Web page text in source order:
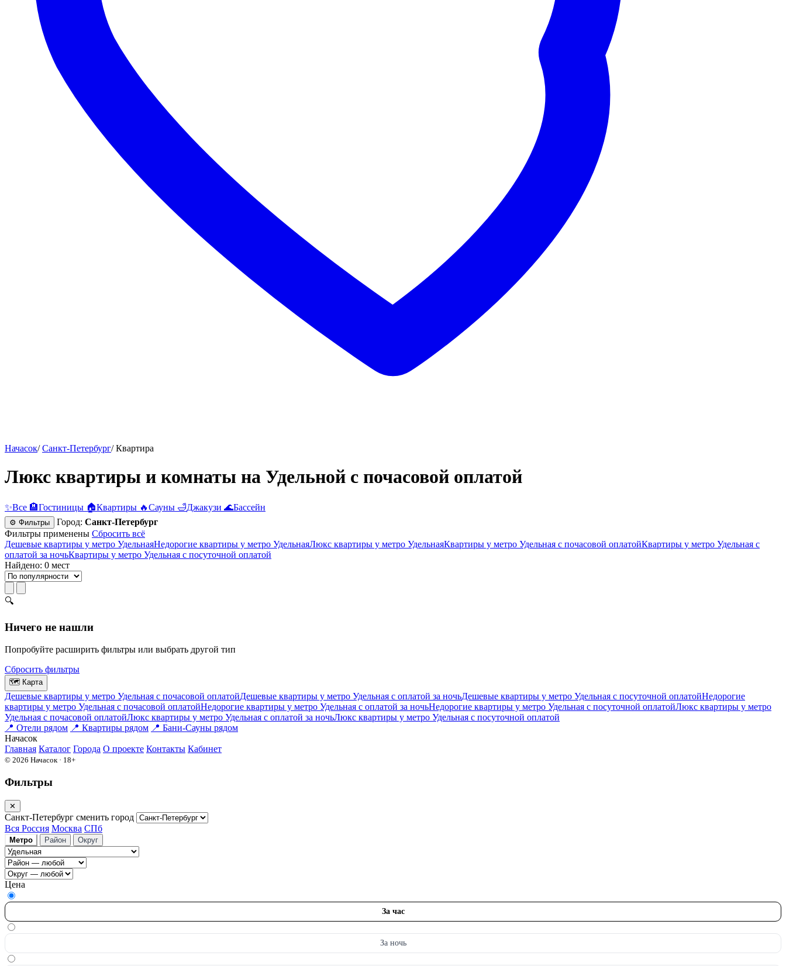
Начасок/ Санкт-Петербург/ Квартира
Люкс квартиры и комнаты на Удельной c почасовой оплатой
✨Все 🏨Гостиницы 🏠Квартиры 🔥Сауны 🛁Джакузи 🌊Бассейн
⚙ Фильтры Город: Санкт-Петербург
Фильтры применены Сбросить всё
Дешевые квартиры у метро УдельнаяНедорогие квартиры у метро УдельнаяЛюкс квартиры у метро УдельнаяКвартиры у метро Удельная c почасовой оплатойКвартиры у метро Удельная с
оплатой за ночьКвартиры у метро Удельная c посуточной оплатой
Найдено: 0 мест
🔍
Ничего не нашли
Попробуйте расширить фильтры или выбрать другой тип
Сбросить фильтры
🗺 Карта
Дешевые квартиры у метро Удельная c почасовой оплатойДешевые квартиры у метро Удельная с оплатой за ночьДешевые квартиры у метро Удельная c посуточной оплатойНедорогие
квартиры у метро Удельная c почасовой оплатойНедорогие квартиры у метро Удельная с оплатой за ночьНедорогие квартиры у метро Удельная c посуточной оплатойЛюкс квартиры у метро
Удельная c почасовой оплатойЛюкс квартиры у метро Удельная с оплатой за ночьЛюкс квартиры у метро Удельная c посуточной оплатой
📍 Отели рядом 📍 Квартиры рядом 📍 Бани-Сауны рядом
Начасок
Главная Каталог Города О проекте Контакты Кабинет
© 2026 Начасок · 18+
Фильтры
✕
Санкт-Петербург сменить город
Вся Россия Москва СПб
Метро Район Округ
Цена
За час
За ночь